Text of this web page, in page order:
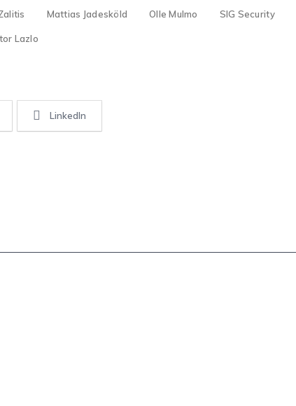
Mattias Jadesköld Olle Mulmo SIG Security
Lazlo
LinkedIn